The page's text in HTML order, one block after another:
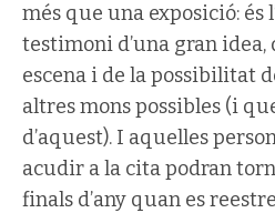
més que una exposició: és
testimoni d’una gran idea,
escena i de la possibilitat
altres mons possibles (i
d’aquest). I aquelles
acudir a la cita podran
finals d’any quan es